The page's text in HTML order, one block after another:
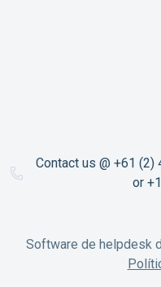
Contact us @ +61
or
Software de helpdesk